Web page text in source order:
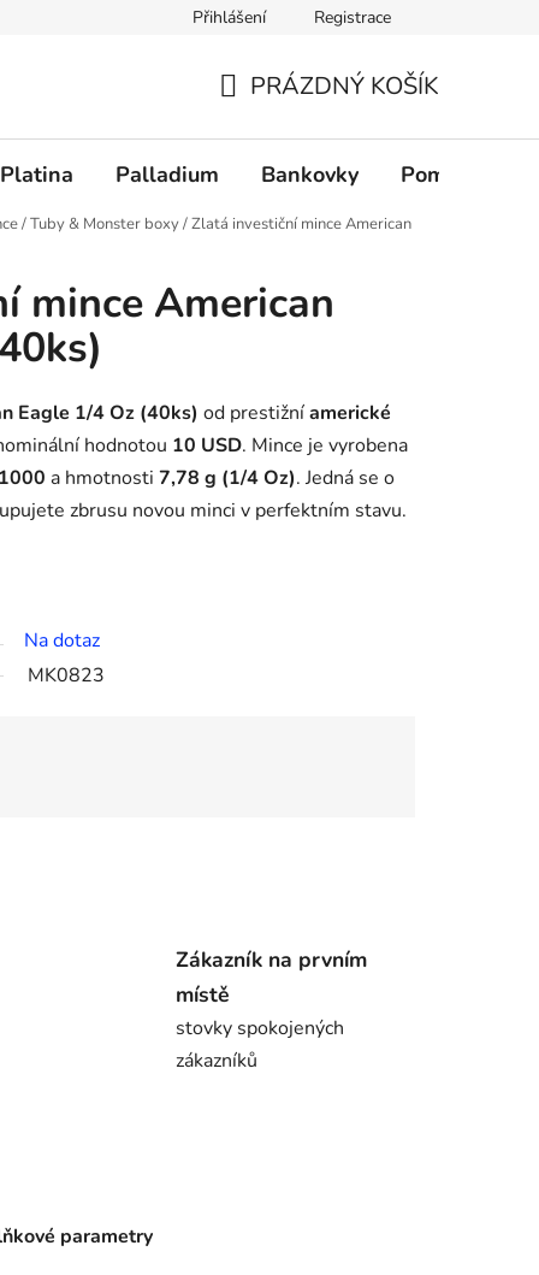
Přihlášení Registrace
PRÁZDNÝ KOŠÍK
Platina Palladium Bankovky Pomůcky
/Tuby & Monster boxy/Zlatá investiční mince American
mince American
Eagle 1/4 Oz (40ks) od prestižníamerické
hodnotou 10 USD. Mince je vyrobena
a hmotnosti 7,78 g (1/4 Oz). Jedná se o
zbrusu novou minci v perfektním stavu.
Na dotaz
MK0823
Zákazník na prvním
místě
stovky spokojených
zákazníků
parametry